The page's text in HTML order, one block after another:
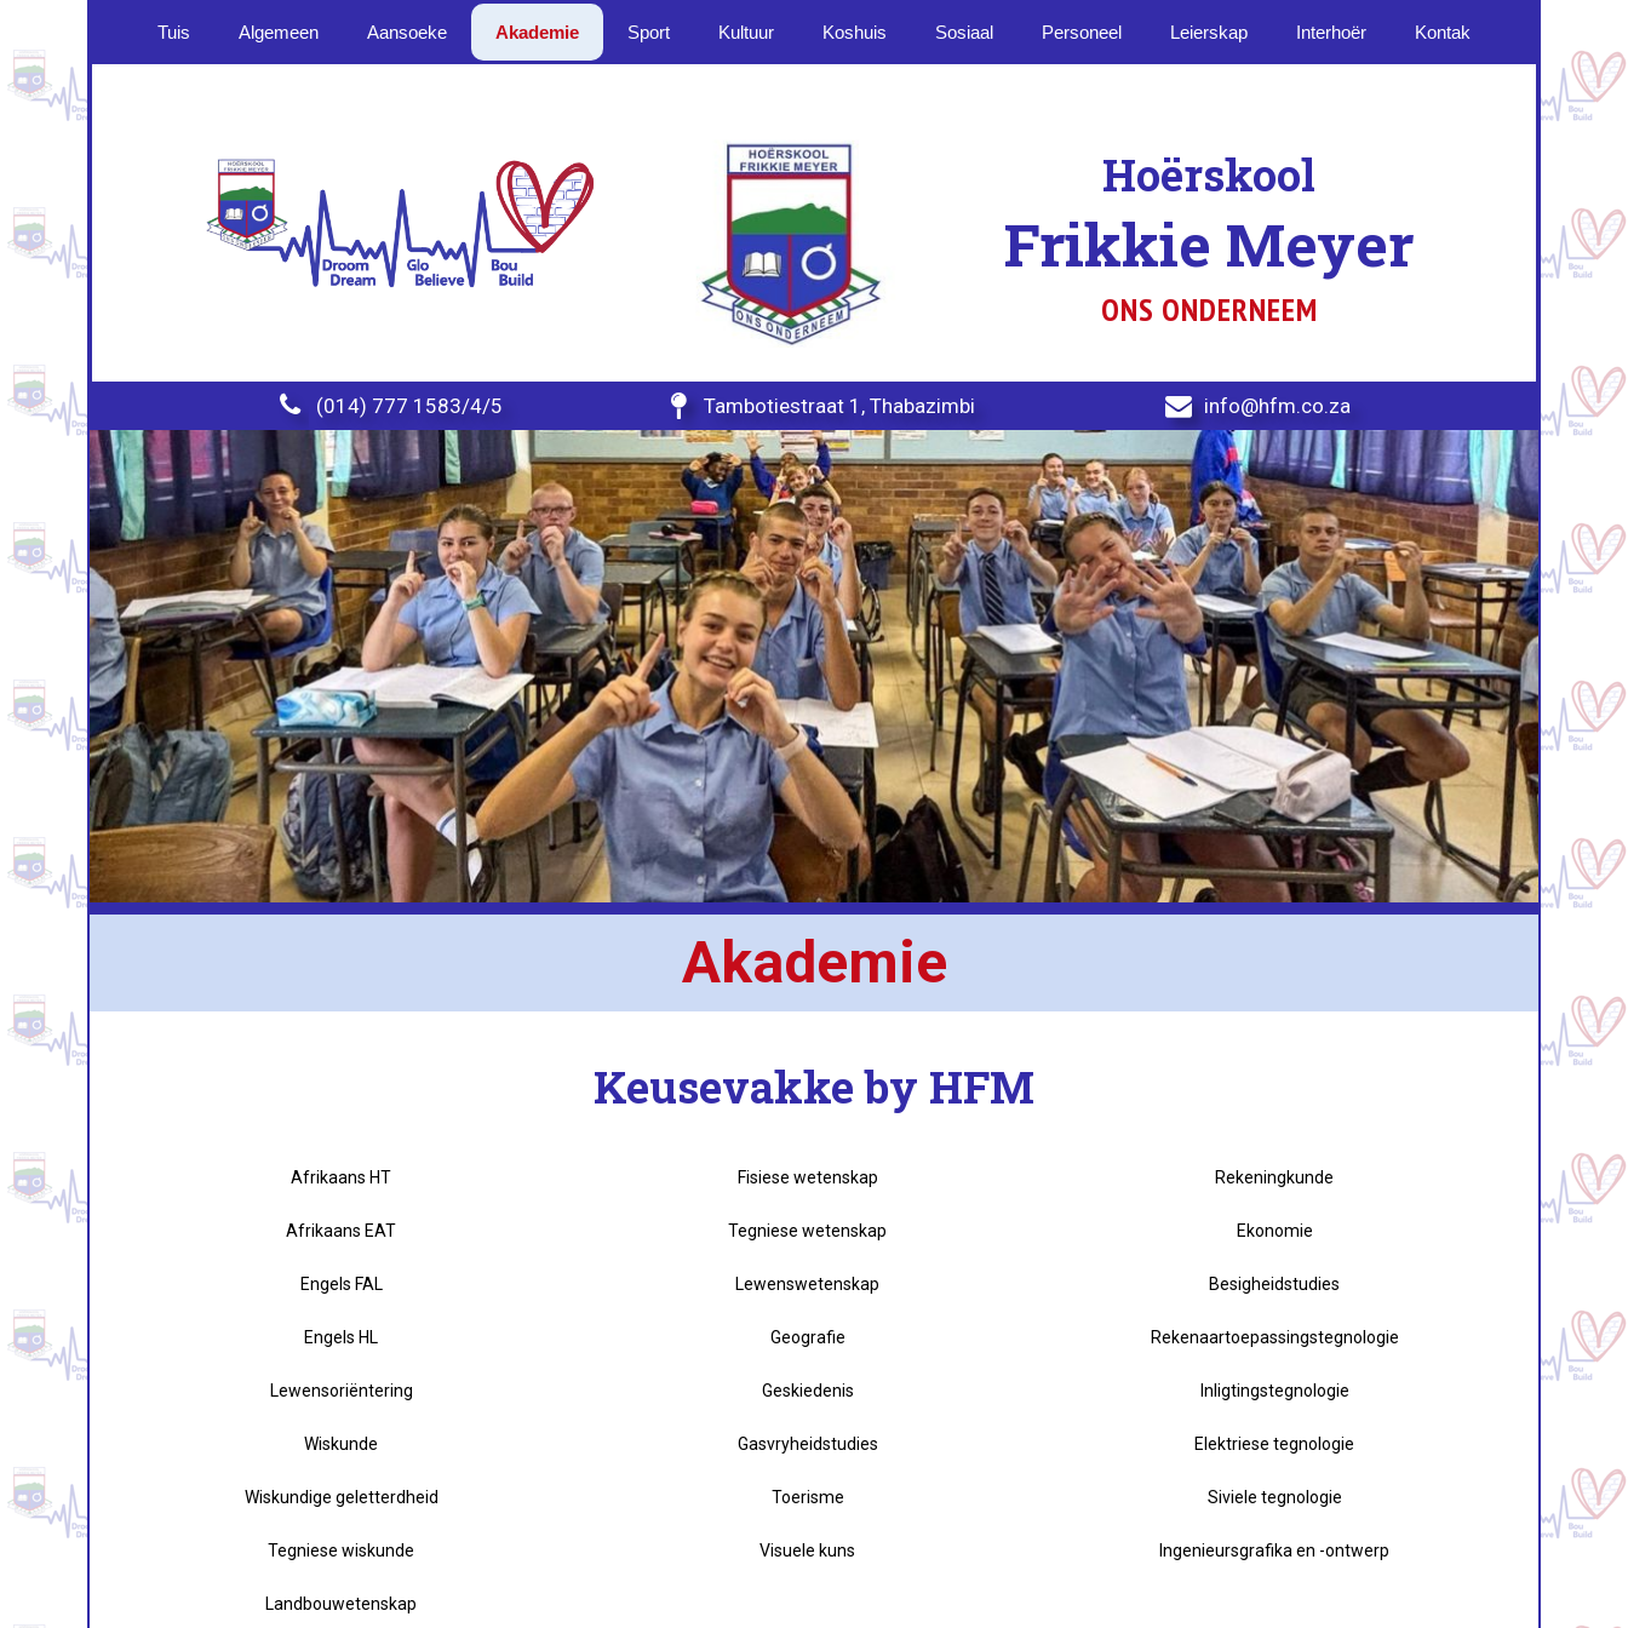
Tuis Algemeen Aansoeke Akademie Sport Kultuur Koshuis Sosiaal Personeel Leierskap Interhoër Kontak
Hoërskool
Frikkie Meyer
ONS ONDERNEEM
 (014) 777 1583/4/5  Tambotiestraat 1, Thabazimbi  info@hfm.co.za
Akademie
Keusevakke by HFM
Afrikaans HT
Afrikaans EAT
Engels FAL
Engels HL
Lewensoriëntering
Wiskunde
Wiskundige geletterdheid
Tegniese wiskunde
Landbouwetenskap
Fisiese wetenskap
Tegniese wetenskap
Lewenswetenskap
Geografie
Geskiedenis
Gasvryheidstudies
Toerisme
Visuele kuns
Rekeningkunde
Ekonomie
Besigheidstudies
Rekenaartoepassingstegnologie
Inligtingstegnologie
Elektriese tegnologie
Siviele tegnologie
Ingenieursgrafika en -ontwerp